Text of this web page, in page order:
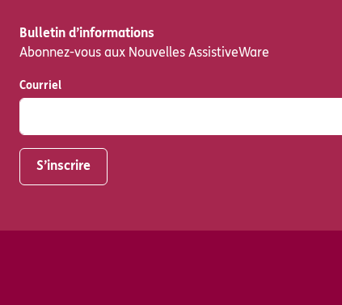
Bulletin d’informations
Abonnez-vous aux Nouvelles AssistiveWare
Courriel